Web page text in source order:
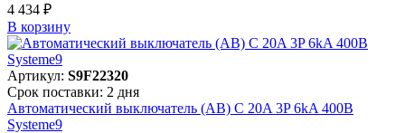
4 434 ₽
В корзинy
Артикул: S9F22320
Срок поставки: 2 дня
Автоматический выключатель (АВ) C 20A 3P 6kA 400В
Systeme9